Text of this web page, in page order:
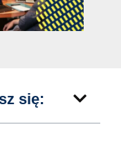
się: